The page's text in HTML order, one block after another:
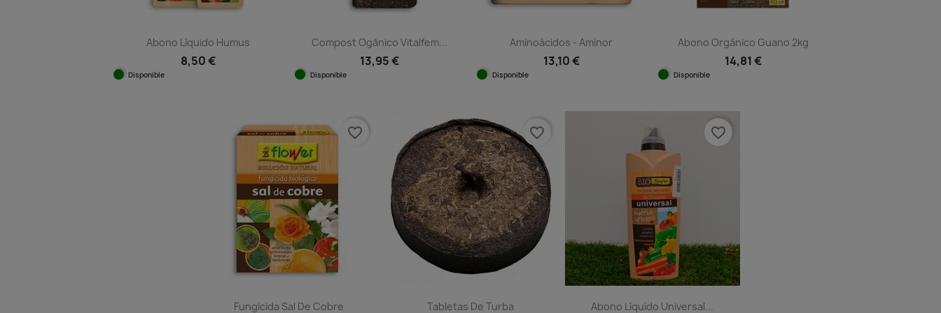
Abono Líquido Humus
8,50 €
Disponible
Compost Ogánico Vitalfem...
13,95 €
Disponible
Aminoácidos - Aminor
13,10 €
Disponible
Abono Orgánico Guano 2kg
14,81 €
Disponible
Fungicida Sal De Cobre
favorite_border
Tabletas De Turba
favorite_border
Abono Líquido Universal...
favorite_border